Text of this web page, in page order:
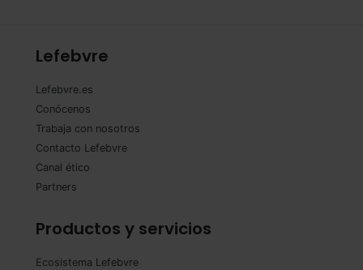
Lefebvre
Lefebvre.es
Conócenos
Trabaja con nosotros
Contacto Lefebvre
Canal ético
Partners
Productos y servicios
Ecosistema Lefebvre